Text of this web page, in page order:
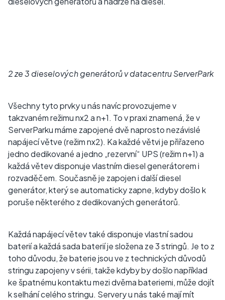
2 ze 3 dieselových generátorů v datacentru ServerPark
Všechny tyto prvky u nás navíc provozujeme v
takzvaném režimu nx2 a n+1. To v praxi znamená, že v
ServerParku máme zapojené dvě naprosto nezávislé
napájecí větve (režim nx2). Ka každé větvi je přiřazeno
jedno dedikované a jedno „rezervní“ UPS (režim n+1) a
každá větev disponuje vlastním diesel generátorem i
rozvaděčem. Současně je zapojen i další diesel
generátor, který se automaticky zapne, kdyby došlo k
poruše některého z dedikovaných generátorů.
Každá napájecí větev také disponuje vlastní sadou
baterií a každá sada baterií je složena ze 3 stringů. Je to z
toho důvodu, že baterie jsou ve z technických důvodů
stringu zapojeny v sérii, takže kdyby by došlo například
ke špatnému kontaktu mezi dvěma bateriemi, může dojít
k selhání celého stringu. Servery u nás také mají mít